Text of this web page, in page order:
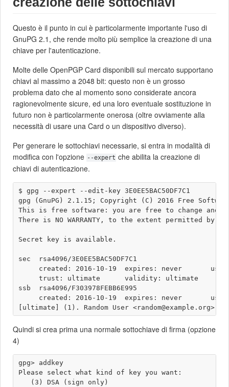
Questo è il punto in cui è particolarmente importante l'uso di
GnuPG 2.1, che rende molto più semplice la creazione di una
chiave per l'autenticazione.
Molte delle OpenPGP Card disponibili sul mercato supportano
chiavi al massimo a 2048 bit: questo non è un grosso
problema dato che al momento sono considerate ancora
ragionevolmente sicure, ed una loro eventuale sostituzione in
futuro non è particolarmente onerosa (oltre ovviamente alla
necessità di usare una Card o un dispositivo diverso).
Per generare le sottochiavi necessarie, si entra in modalità di
modifica con l'opzione --expert che abilita la creazione di
chiavi di autenticazione.
$ gpg --expert --edit-key 3E0EE5BAC50DF7C1
gpg (GnuPG) 2.1.15; Copyright (C) 2016 Free
This is free software: you are free to change
There is NO WARRANTY, to the extent permitted by
Secret key is available.
sec  rsa4096/3E0EE5BAC50DF7C1
created: 2016-10-19  expires: never
     trust: ultimate      validity: ultimate
ssb  rsa4096/F303978FEBB6E995
created: 2016-10-19  expires: never
Quindi si crea prima una normale sottochiave di firma (opzione
4)
gpg> addkey
Please select what kind of key you want:
   (3) DSA (sign only)